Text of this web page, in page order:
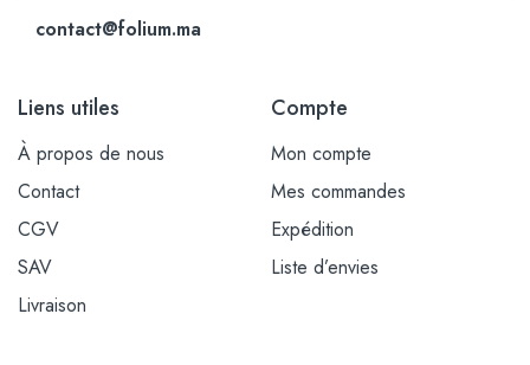
contact@folium.ma
Liens utiles
À propos de nous
Contact
CGV
SAV
Livraison
Compte
Mon compte
Mes commandes
Expédition
Liste d’envies